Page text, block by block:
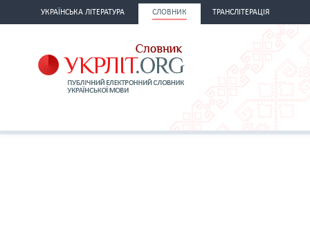
УКРАЇНСЬКА ЛІТЕРАТУРА СЛОВНИК ТРАНСЛІТЕРАЦІЯ